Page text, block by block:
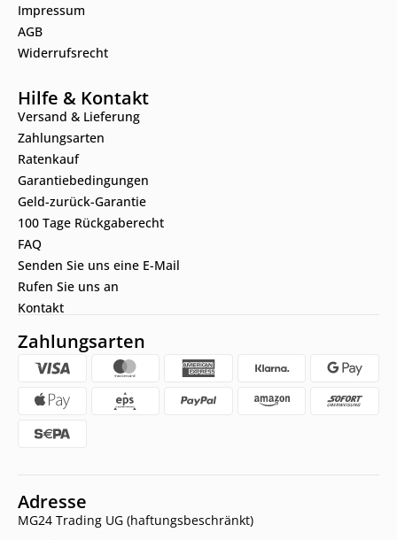
Impressum
AGB
Widerrufsrecht
Hilfe & Kontakt
Versand & Lieferung
Zahlungsarten
Ratenkauf
Garantiebedingungen
Geld-zurück-Garantie
100 Tage Rückgaberecht
FAQ
Senden Sie uns eine E-Mail
Rufen Sie uns an
Kontakt
Zahlungsarten
Adresse
MG24 Trading UG (haftungsbeschränkt)